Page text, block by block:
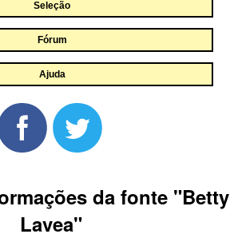
Seleção
Fórum
Ajuda
da fonte "Betty
Lavea"